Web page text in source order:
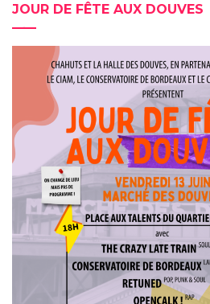
JOUR DE FÊTE AUX DOUVES